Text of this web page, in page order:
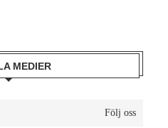
MEDIER
Följ oss